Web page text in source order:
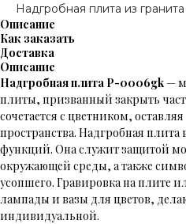
Надгробная плита из
Описание
Как заказать
Доставка
Описание
Надгробная плита P-0006gk—
плиты, призванный закрыть
сочетается с цветником,
пространства. Надгробная
функций. Она служит защитой
окружающей среды, а также
усопшего. Гравировка на плите
лампады и вазы для цветов,
индивидуальной.